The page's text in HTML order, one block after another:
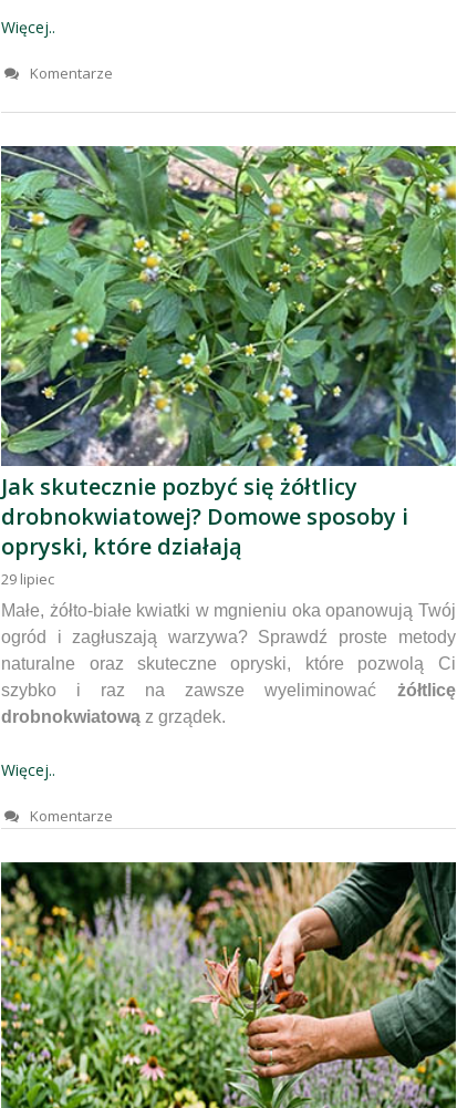
Więcej..
Komentarze
Jak skutecznie pozbyć się żółtlicy
drobnokwiatowej? Domowe sposoby i
opryski, które działają
29 lipiec
Małe, żółto-białe kwiatki w mgnieniu oka opanowują Twój
ogród i zagłuszają warzywa? Sprawdź proste metody
naturalne oraz skuteczne opryski, które pozwolą Ci
szybko i raz na zawsze wyeliminować żółtlicę
drobnokwiatową z grządek.
Więcej..
Komentarze